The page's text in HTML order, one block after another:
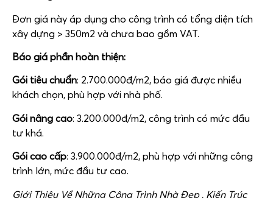
Đơn giá này áp dụng cho công trình có tổng diện tích
xây dựng > 350m2 và chưa bao gồm VAT.
Báo giá phần hoàn thiện:
Gói tiêu chuẩn: 2.700.000đ/m2, báo giá được nhiều
khách chọn, phù hợp với nhà phố.
Gói nâng cao: 3.200.000đ/m2, công trình có mức đầu
tư khá.
Gói cao cấp: 3.900.000đ/m2, phù hợp với những công
trình lớn, mức đầu tư cao.
Giới Thiệu Về Những Công Trình Nhà Đẹp , Kiến Trúc